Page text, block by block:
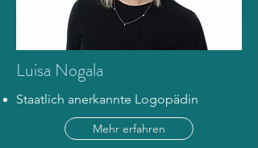
Luisa Nogala
Staatlich anerkannte Logopädin
Mehr erfahren